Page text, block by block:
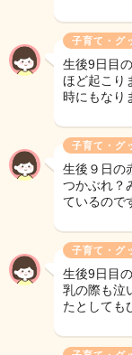
子育て・グ
生後9日目
ほど起こり
時にもなり
子育て・グ
生後９日の
つかぶれ？
ているので
子育て・グ
生後9日目
乳の際も泣
たとしても